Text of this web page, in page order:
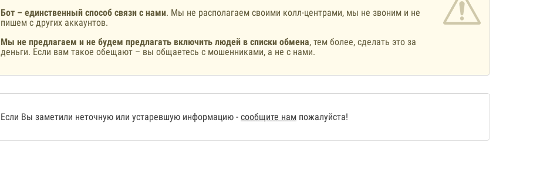
Бот – единственный способ связи с нами. Мы не располагаем своими колл-центрами, мы не звоним и не
пишем с других аккаунтов.
Мы не предлагаем и не будем предлагать включить людей в списки обмена, тем более, сделать это за
деньги. Если вам такое обещают – вы общаетесь с мошенниками, а не с нами.
Если Вы заметили неточную или устаревшую информацию - сообщите нам пожалуйста!